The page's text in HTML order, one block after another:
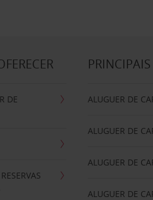
DE
ALUGUER DE
ALUGUER DE
ALUGUER DE
ALUGUER DE